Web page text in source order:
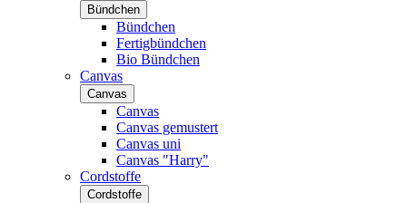
Bündchen
Bündchen
Fertigbündchen
Bio Bündchen
Canvas
Canvas
Canvas
Canvas gemustert
Canvas uni
Canvas "Harry"
Cordstoffe
Cordstoffe